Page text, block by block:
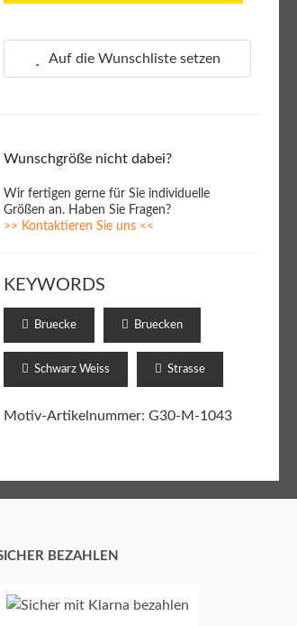
Auf die Wunschliste setzen
Wunschgröße nicht dabei?
Wir fertigen gerne für Sie individuelle
Größen an. Haben Sie Fragen?
>> Kontaktieren Sie uns <<
KEYWORDS
Bruecke Bruecken
Schwarz Weiss Strasse
Motiv-Artikelnummer: G30-M-1043
BEZAHLEN